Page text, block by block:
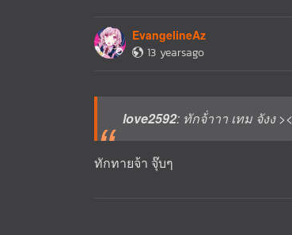
EvangelineAz
13 yearsago
love2592: ทักจ้่าาา เทม จังง ><
ทักทายจ้า จุ๊บๆ